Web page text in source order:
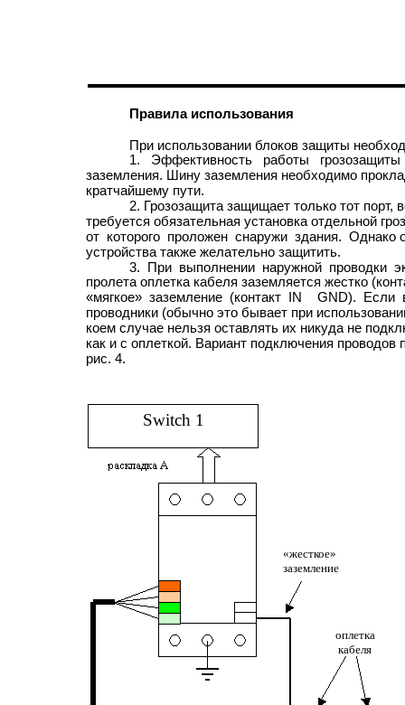
Правила использования
При использовании блоков защиты
1. Эффективность работы
заземления. Шину заземления необходимо
кратчайшему пути.
2. Грозозащита защищает только тот порт,
требуется обязательная установка отдельной
от которого проложен снаружи здания. Однако
устройства также желательно защитить.
3. При выполнении наружной проводки
пролета оплетка кабеля заземляется жестко
«мягкое» заземление (контакт IN
проводники (обычно это бывает при
коем случае нельзя оставлять их никуда не
как и с оплеткой. Вариант подключения проводов
рис. 4.
GND). Если
Switch 1
«жесткое»
заземление
оплетка
кабеля